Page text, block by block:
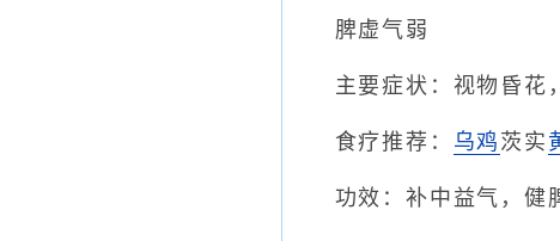
脾虚气弱
主要症状：视物昏花
食疗推荐： 乌鸡 茨实
功效：补中益气，健脾